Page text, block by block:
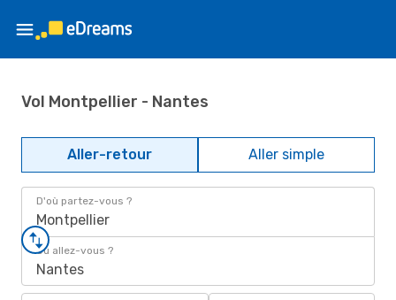
Vol Montpellier - Nantes
Aller-retour Aller simple
D'où partez-vous ?
Montpellier
Où allez-vous ?
Nantes